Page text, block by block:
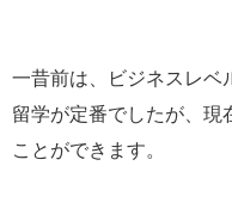
一昔前は、ビジネスレベ
留学が定番でしたが、現
ことができます。